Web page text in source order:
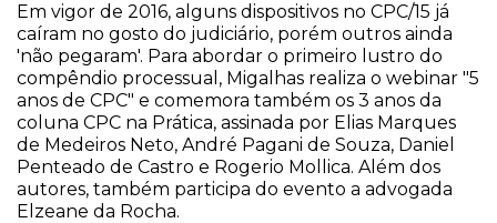
Em vigor de 2016, alguns dispositivos no CPC/15 já
caíram no gosto do judiciário, porém outros ainda
'não pegaram'. Para abordar o primeiro lustro do
compêndio processual, Migalhas realiza o webinar "5
anos de CPC" e comemora também os 3 anos da
coluna CPC na Prática, assinada por Elias Marques
de Medeiros Neto, André Pagani de Souza, Daniel
Penteado de Castro e Rogerio Mollica. Além dos
autores, também participa do evento a advogada
Elzeane da Rocha.